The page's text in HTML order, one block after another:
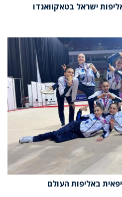
ישראל בטאקוואנדו
באליפות העולם